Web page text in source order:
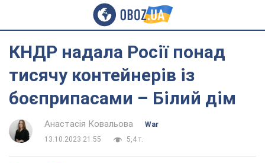
КНДР надала Росії понад
тисячу контейнерів із
боєприпасами – Білий дім
Анастасія Ковальова
War
13.10.2023 21:55
5,4 т.